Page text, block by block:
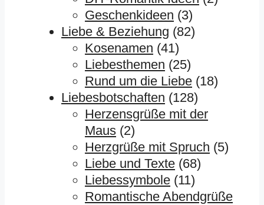
Geschenkideen (3)
Liebe & Beziehung (82)
Kosenamen (41)
Liebesthemen (25)
Rund um die Liebe (18)
Liebesbotschaften (128)
Herzensgrüße mit der
Maus (2)
Herzgrüße mit Spruch (5)
Liebe und Texte (68)
Liebessymbole (11)
Romantische Abendgrüße